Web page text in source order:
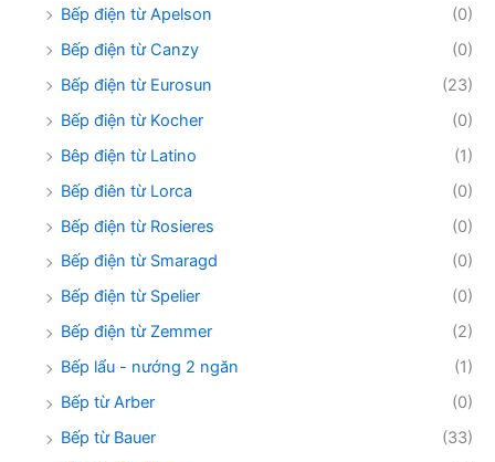
Bếp điện từ Apelson
(0)
Bếp điện từ Canzy
(0)
Bếp điện từ Eurosun
(23)
Bếp điện từ Kocher
(0)
Bêp điện từ Latino
(1)
Bếp điên từ Lorca
(0)
Bếp điện từ Rosieres
(0)
Bếp điện từ Smaragd
(0)
Bếp điện từ Spelier
(0)
Bếp điện từ Zemmer
(2)
Bếp lẩu - nướng 2 ngăn
(1)
Bếp từ Arber
(0)
Bếp từ Bauer
(33)